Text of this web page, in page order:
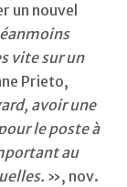
un nouvel
vite sur un
Prieto,
avoir une
le poste à
au
», nov.